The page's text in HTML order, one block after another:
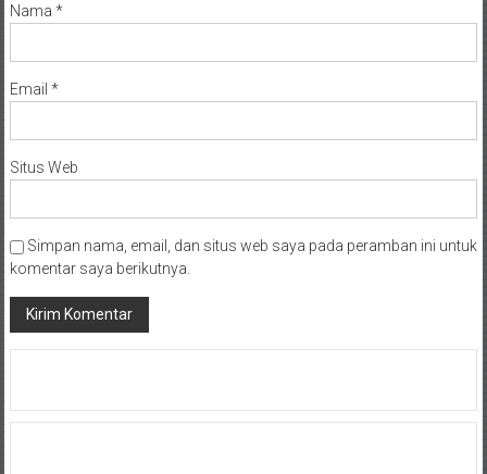
Nama *
Email *
Situs Web
Simpan nama, email, dan situs web saya pada peramban ini untuk
komentar saya berikutnya.